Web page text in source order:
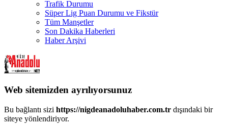
Trafik Durumu
Süper Lig Puan Durumu ve Fikstür
Tüm Manşetler
Son Dakika Haberleri
Haber Arşivi
Web sitemizden ayrılıyorsunuz
Bu bağlantı sizi https://nigdeanadoluhaber.com.tr dışındaki bir
siteye yönlendiriyor.